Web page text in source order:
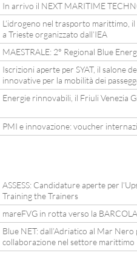
In arrivo il NEXT MARITIME
L’idrogeno nel trasporto marittimo,
a Trieste organizzato dall’IEA
MAESTRALE: 2° Regional Blue
Iscrizioni aperte per SYAT, il salone
innovative per la mobilità dei
Energie rinnovabili, il Friuli Venezia
PMI e innovazione: voucher
ASSESS: Candidature aperte per
Training the Trainers
mareFVG in rotta verso la
Blue NET: dall’Adriatico al Mar
collaborazione nel settore marittimo